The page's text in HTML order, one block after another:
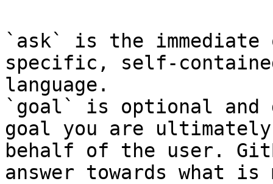
`ask` is the
specific, self-
language.
`goal` is optional and
goal you are
behalf of the user.
answer towards what